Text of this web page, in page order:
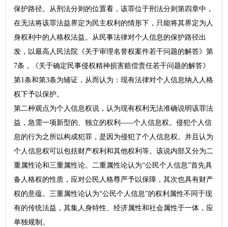
保护路径。从刑法分则的位置看，该罪位于刑法分则第四章中，
在无法将该罪法益界定为民主权利的情形下，只能将其界定为人
身权利中的人格权法益。从民事法律对个人信息的保护路径出
发，以最高人民法院《关于审理名誉权案件若干问题的解答》第
7条，《关于确定民事侵权精神损害赔偿责任若干问题的解答》
第1条和第3条为辅证，从而认为：现有法律对个人信息纳入人格
权下予以保护。
第二种观点为个人信息权说，认为现有权利无法准确说明该罪法
益，急需一项新型的、独立的权利-----个人信息权。侵犯个人信
息的行为之所以构成犯罪，是因为侵犯了个人信息权。并且认为
个人信息权可以包括财产权利和其他权利等。该说内部又分为二
重属性论和三重属性论。二重属性论认为“公民个人信息”首先具
备人格权的性质，应对公民人格尊严予以保障，其次也具有财产
权的意蕴。三重属性论认为“公民个人信息”的权利属性不同于现
有的传统法益，其集人身特性、经济属性和社会属性于一体，应
单独规制。